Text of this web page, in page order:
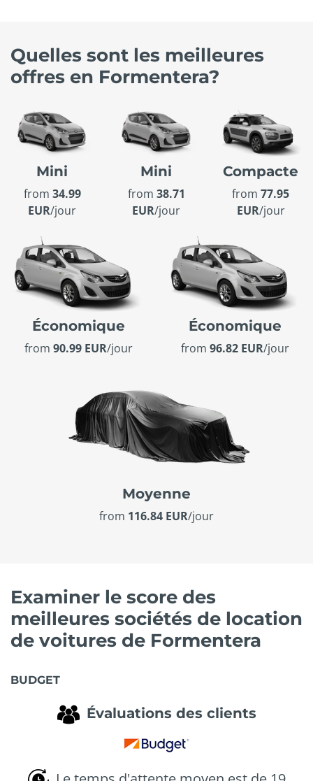
Quelles sont les meilleures
offres en Formentera?
Mini
from 34.99
EUR/jour
Mini
from 38.71
EUR/jour
Compacte
from77.95
EUR/jour
Économique
from 90.99 EUR/jour
Économique
from 96.82 EUR/jour
Moyenne
from 116.84 EUR/jour
Examiner le score des
meilleures sociétés de location
de voitures de Formentera
BUDGET
Évaluations des clients